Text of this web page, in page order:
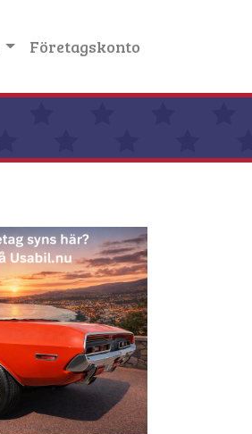
Företagskonto